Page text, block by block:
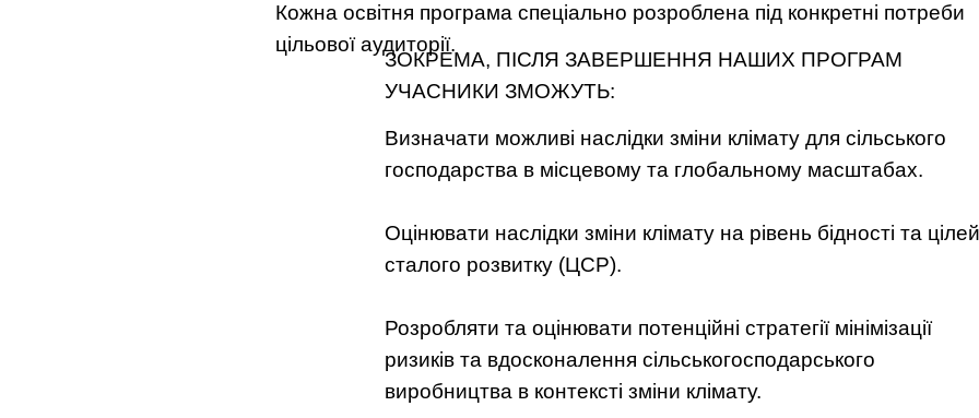
ЗОКРЕМА, ПІСЛЯ ЗАВЕРШЕННЯ НАШИХ ПРОГРАМ
УЧАСНИКИ ЗМОЖУТЬ:
Визначати можливі наслідки зміни клімату для сільського
господарства в місцевому та глобальному масштабах.
Оцінювати наслідки зміни клімату на рівень бідності та цілей
сталого розвитку (ЦCР).
Розробляти та оцінювати потенційні стратегії мінімізації
ризиків та вдосконалення сільськогосподарського
виробництва в контексті зміни клімату.
Кожна освітня програма спеціально розроблена під конкретні потреби
цільової аудиторії.